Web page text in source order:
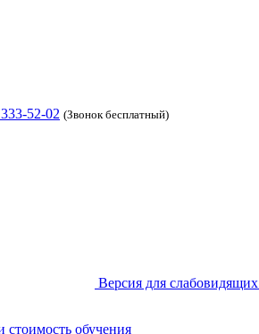
52-02 (Звонок бесплатный)
Версия для слабовидящих
стоимость обучения